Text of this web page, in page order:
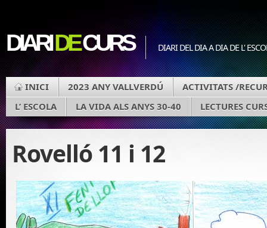
DIARIDECURS DIARI DEL DIA A DIA DE L'
INICI 2023 ANY VALLVERDÚ
ACTIVITATS /
L’ ESCOLA
LA VIDA ALS ANYS 30-40 LECTURES
Rovelló 11 i 12